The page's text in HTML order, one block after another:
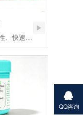
产品具有优越的润湿性、快速点焊、拖焊、低残留和免清洗等特点，符合国际环保ROHS、REACH、PAHs、Phthalates等标准的限制，还从而帮您实现环保发展无忧无虑。
QQ咨询